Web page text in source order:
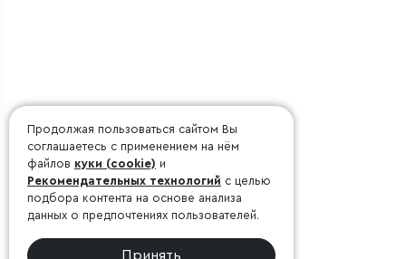
Продолжая пользоваться сайтом Вы
соглашаетесь с применением на нём
файлов куки (cookie) и
Рекомендательных технологий с целью
подбора контента на основе анализа
данных о предпочтениях пользователей.
Принять